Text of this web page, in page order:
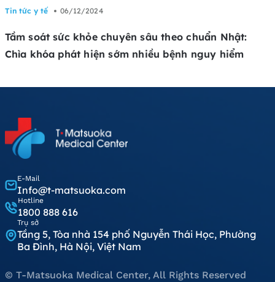
Tin tức y tế 06/12/2024
Tầm soát sức khỏe chuyên sâu theo chuẩn Nhật:
Chìa khóa phát hiện sớm nhiều bệnh nguy hiểm
E-Mail
Info@t-matsuoka.com
Hotline
1800 888 616
Trụ sở
Tầng 5, Tòa nhà 154 phố Nguyễn Thái Học, Phường
Ba Đình, Hà Nội, Việt Nam
© T-Matsuoka Medical Center, All Rights Reserved